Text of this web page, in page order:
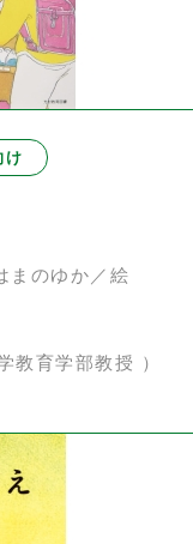
け
のゆか／絵
教育学部教授 ）